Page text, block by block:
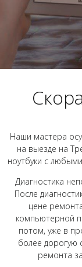
Наши мастера
на выезде на
ноутбуки с
Диагностика
После
цене
компьютерной
потом, уже в
более дорогую
ремонта